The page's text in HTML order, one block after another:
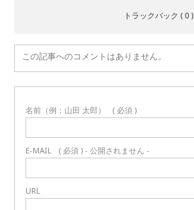
トラックバック ( 0 )
この記事へのコメントはありません。
名前（例：山田 太郎） ( 必須 )
E-MAIL ( 必須 ) - 公開されません -
URL